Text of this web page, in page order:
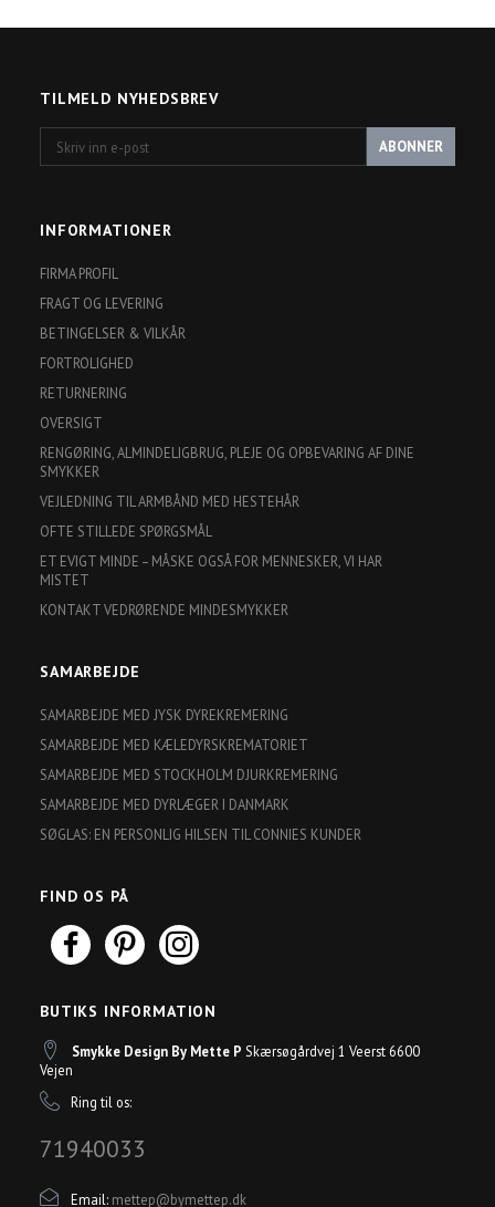
TILMELD NYHEDSBREV
ABONNER
INFORMATIONER
FIRMA PROFIL
FRAGT OG LEVERING
BETINGELSER & VILKÅR
FORTROLIGHED
RETURNERING
OVERSIGT
RENGØRING, ALMINDELIGBRUG, PLEJE OG OPBEVARING AF DINE
SMYKKER
VEJLEDNING TIL ARMBÅND MED HESTEHÅR
OFTE STILLEDE SPØRGSMÅL
ET EVIGT MINDE – MÅSKE OGSÅ FOR MENNESKER, VI HAR
MISTET
KONTAKT VEDRØRENDE MINDESMYKKER
SAMARBEJDE
SAMARBEJDE MED JYSK DYREKREMERING
SAMARBEJDE MED KÆLEDYRSKREMATORIET
SAMARBEJDE MED STOCKHOLM DJURKREMERING
SAMARBEJDE MED DYRLÆGER I DANMARK
SØGLAS: EN PERSONLIG HILSEN TIL CONNIES KUNDER
FIND OS PÅ
BUTIKS INFORMATION
Smykke Design By Mette P Skærsøgårdvej 1 Veerst 6600
Vejen
Ring til os:
71940033
Email: mettep@bymettep.dk